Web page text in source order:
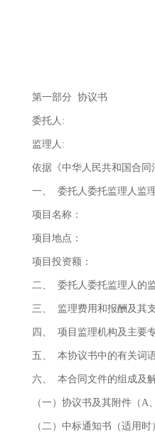
第一部分 协议书
委托人:
监理人:
依据《中华人民共和国合
一、 委托人委托监理人监
项目名称：
项目地点：
项目投资额：
二、 委托人委托监理人的
三、 监理费用和报酬及其
四、 项目监理机构及主要
五、 本协议书中的有关词
六、 本合同文件的组成及
（一）协议书及其附件（A
（二）中标通知书（适用时